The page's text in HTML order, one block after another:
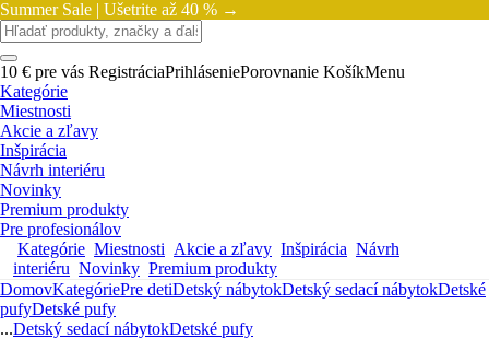
Summer Sale | Ušetrite až 40 % →
10 € pre vás RegistráciaPrihláseniePorovnanie KošíkMenu
Kategórie
Miestnosti
Akcie a zľavy
Inšpirácia
Návrh interiéru
Novinky
Premium produkty
Pre profesionálov
Kategórie Miestnosti Akcie a zľavy Inšpirácia Návrh
interiéru Novinky Premium produkty
DomovKategóriePre detiDetský nábytokDetský sedací nábytokDetské
pufyDetské pufy
...Detský sedací nábytokDetské pufy